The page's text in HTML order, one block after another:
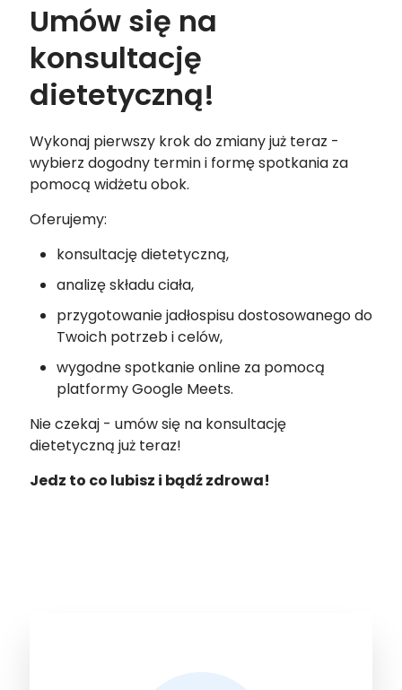
Umów się na
konsultację
dietetyczną!
Wykonaj pierwszy krok do zmiany już teraz -
wybierz dogodny termin i formę spotkania za
pomocą widżetu obok.
Oferujemy:
konsultację dietetyczną,
analizę składu ciała,
przygotowanie jadłospisu dostosowanego do
Twoich potrzeb i celów,
wygodne spotkanie online za pomocą
platformy Google Meets.
Nie czekaj - umów się na konsultację
dietetyczną już teraz!
Jedz to co lubisz i bądź zdrowa!